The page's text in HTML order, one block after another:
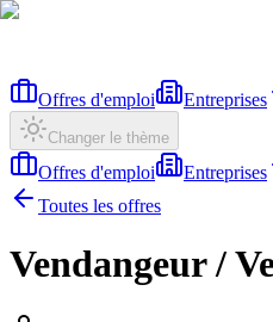
Offres d'emploi Entreprises
Changer le thème
Offres d'emploi Entreprises
Toutes les offres
Vendangeur /